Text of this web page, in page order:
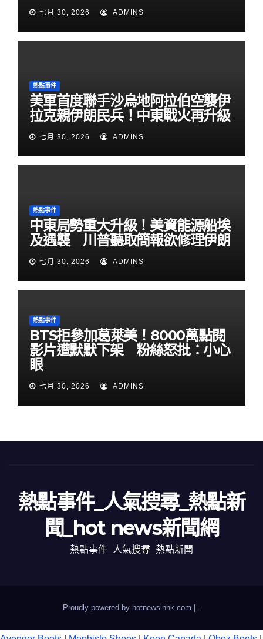
七月 30, 2026 ADMINS
熱點事件
美軍首度聯手沙烏地阿拉伯空襲伊
拉克親伊朗民兵！中東戰火再升級
七月 30, 2026 ADMINS
熱點事件
中東局勢重大升級！美資能源船埃
及遇襲 川普聽取簡報欲修理伊朗
七月 30, 2026 ADMINS
熱點事件
BTS拒參加葛萊美！8000萬點閱
影片遭默默下架 粉絲怒批：小心
眼
七月 30, 2026 ADMINS
熱點事件_人氣搜尋_熱點新
聞_hot news新聞網
熱點事件_人氣搜尋_熱點新聞
Proudly powered by hotnewsinhk.com |